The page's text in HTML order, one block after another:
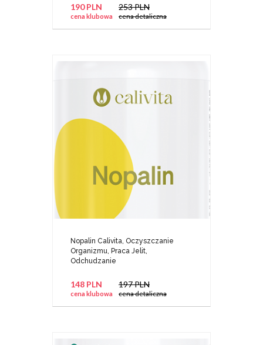
190 PLN
cena klubowa
253 PLN
cena detaliczna
Nopalin Calivita, Oczyszczanie
Organizmu, Praca Jelit,
Odchudzanie
148 PLN
cena klubowa
197 PLN
cena detaliczna